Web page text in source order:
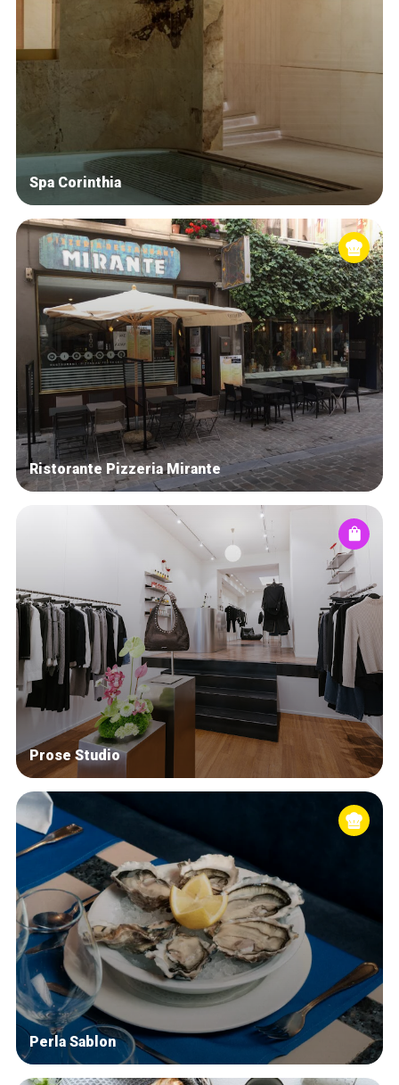
Spa Corinthia
Ristorante Pizzeria Mirante
Prose Studio
Perla Sablon